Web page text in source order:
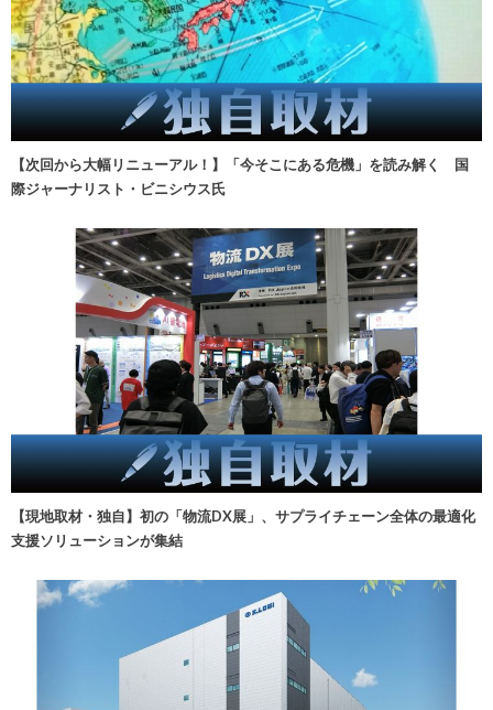
【次回から大幅リニューアル！】「今そこにある危機」を読み解く 国
際ジャーナリスト・ビニシウス氏
【現地取材・独自】初の「物流DX展」、サプライチェーン全体の最適化
支援ソリューションが集結